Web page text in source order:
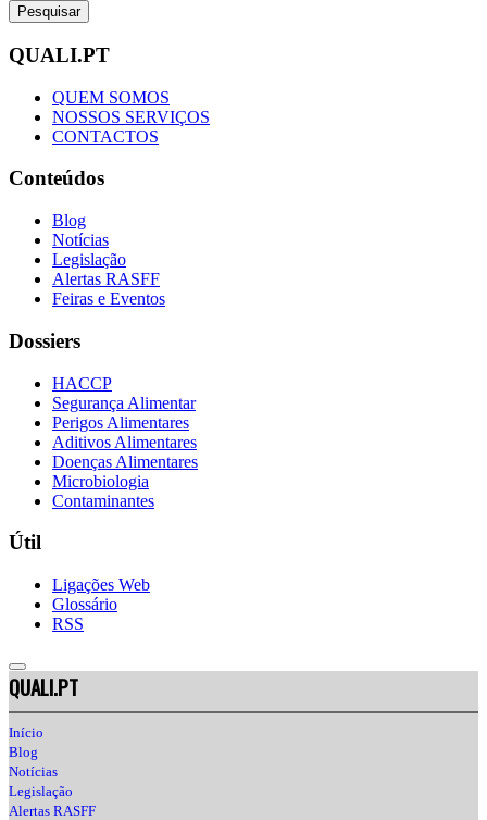
Pesquisar
QUALI.PT
QUEM SOMOS
NOSSOS SERVIÇOS
CONTACTOS
Conteúdos
Blog
Notícias
Legislação
Alertas RASFF
Feiras e Eventos
Dossiers
HACCP
Segurança Alimentar
Perigos Alimentares
Aditivos Alimentares
Doenças Alimentares
Microbiologia
Contaminantes
Útil
Ligações Web
Glossário
RSS
QUALI.PT
Início
Blog
Notícias
Legislação
Alertas RASFF